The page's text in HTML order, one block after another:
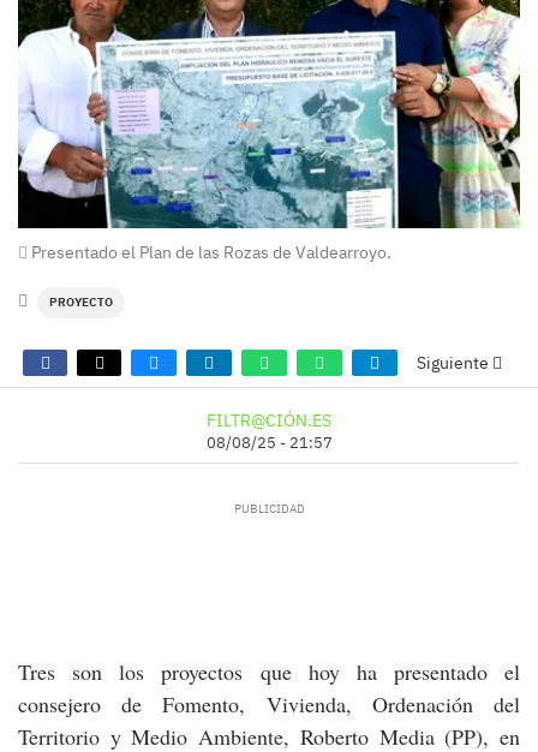
Presentado el Plan de las Rozas de Valdearroyo.
PROYECTO
Siguiente
FILTR@CIÓN.ES
08/08/25 - 21:57
Tres son los proyectos que hoy ha presentado el
consejero de Fomento, Vivienda, Ordenación del
Territorio y Medio Ambiente, Roberto Media (PP), en